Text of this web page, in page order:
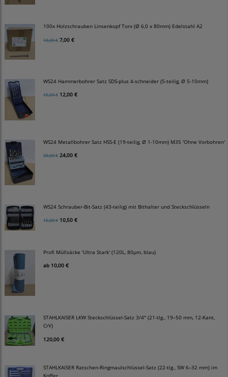
100x Holzschrauben Linsenkopf Torx (Ø 6,0 x 80mm) Edelstahl A2
10,00 € 7,00 €
WS24 Hammerbohrer Satz SDS-plus 4-schneider (5-teilig, Ø 5-10mm)
15,00 € 12,00 €
WS24 Metallbohrer Satz HSS-E (19-teilig, Ø 1-10mm) M35 'Ohne Vorbohren'
30,00 € 24,00 €
WS24 Schrauber-Bit-Satz (43-teilig) mit Bithalter und Steckschlüsseln
15,00 € 10,50 €
Profi Müllsäcke 'Ultra Stark' (120L, 80µm, blau)
ab 10,00 €
STAHLKAISER LKW Steckschlüssel-Satz 3/4" (21-tlg., 19–50 mm, 12-Kant,
CrV)
120,00 €
STAHLKAISER Ratschen-Ringmaulschlüssel-Satz (22-tlg., SW 6–32 mm) im
Koffer